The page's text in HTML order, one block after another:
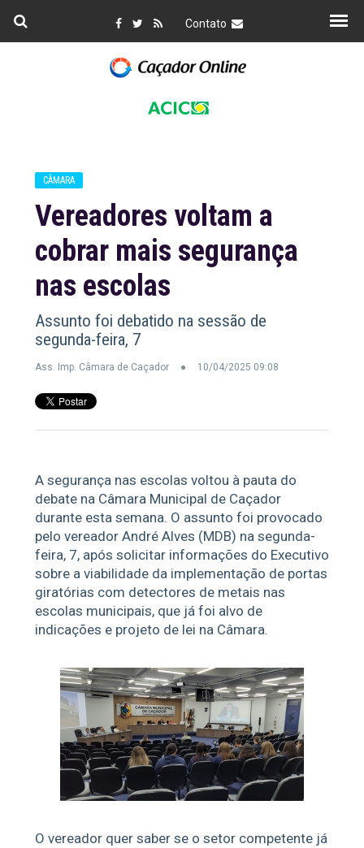
Contato
CÂMARA
Vereadores voltam a
cobrar mais segurança
nas escolas
Assunto foi debatido na sessão de
segunda-feira, 7
Ass. Imp. Câmara de Caçador 10/04/2025 09:08
A segurança nas escolas voltou à pauta do
debate na Câmara Municipal de Caçador
durante esta semana. O assunto foi provocado
pelo vereador André Alves (MDB) na segunda-
feira, 7, após solicitar informações do Executivo
sobre a viabilidade da implementação de portas
giratórias com detectores de metais nas
escolas municipais, que já foi alvo de
indicações e projeto de lei na Câmara.
O vereador quer saber se o setor competente já